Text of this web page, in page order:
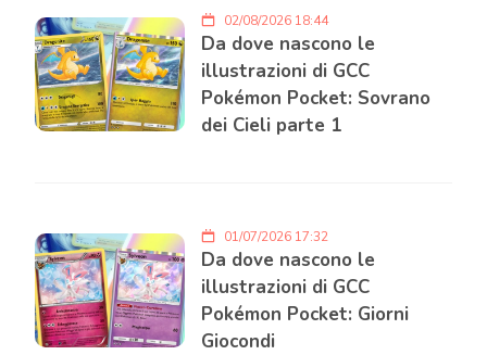
02/08/2026 18:44
Da dove nascono le
illustrazioni di GCC
Pokémon Pocket: Sovrano
dei Cieli parte 1
01/07/2026 17:32
Da dove nascono le
illustrazioni di GCC
Pokémon Pocket: Giorni
Giocondi